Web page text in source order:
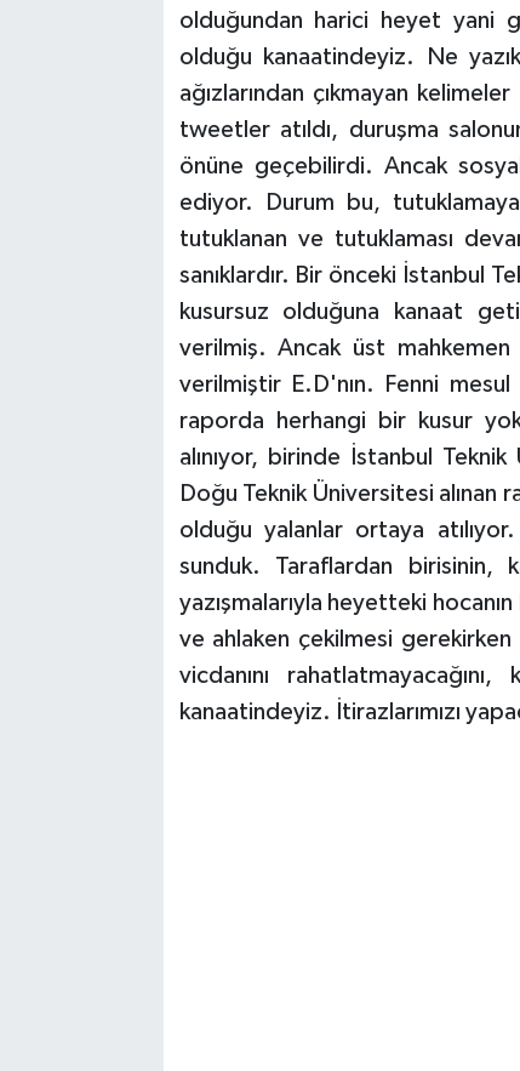
olduğundan harici heyet yani
olduğu kanaatindeyiz. Ne
ağızlarından çıkmayan
tweetler atıldı, duruşma
önüne geçebilirdi. Ancak
ediyor. Durum bu,
tutuklanan ve tutuklaması
sanıklardır. Bir önceki İstanbul
kusursuz olduğuna kanaat
verilmiş. Ancak üst mahkemen
verilmiştir E.D'nın. Fenni mesul
raporda herhangi bir kusur
alınıyor, birinde İstanbul
Doğu Teknik Üniversitesi
olduğu yalanlar ortaya
sunduk. Taraflardan birisinin,
yazışmalarıyla heyetteki
ve ahlaken çekilmesi gerekirken
vicdanını
kanaatindeyiz. İtirazlarımızı